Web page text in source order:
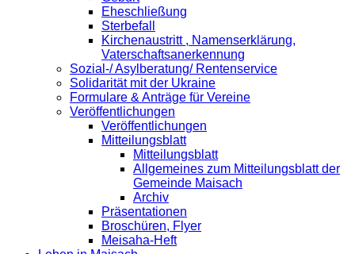
Eheschließung
Sterbefall
Kirchenaustritt , Namenserklärung,
Vaterschaftsanerkennung
Sozial-/ Asylberatung/ Rentenservice
Solidarität mit der Ukraine
Formulare & Anträge für Vereine
Veröffentlichungen
Veröffentlichungen
Mitteilungsblatt
Mitteilungsblatt
Allgemeines zum Mitteilungsblatt der
Gemeinde Maisach
Archiv
Präsentationen
Broschüren, Flyer
Meisaha-Heft